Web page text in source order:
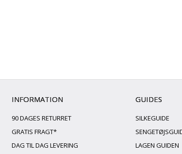
INFORMATION
90 DAGES RETURRET
GRATIS FRAGT*
DAG TIL DAG LEVERING
GUIDES
SILKEGUIDE
LAGEN GUIDEN